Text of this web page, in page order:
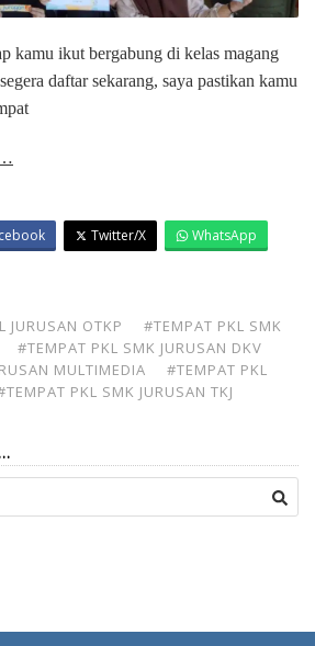
kamu ikut bergabung di kelas magang
daftar sekarang, saya pastikan kamu
Twitter/X
WhatsApp
JURUSAN OTKP
#TEMPAT PKL SMK
#TEMPAT PKL SMK JURUSAN DKV
MULTIMEDIA
#TEMPAT PKL
PKL SMK JURUSAN TKJ